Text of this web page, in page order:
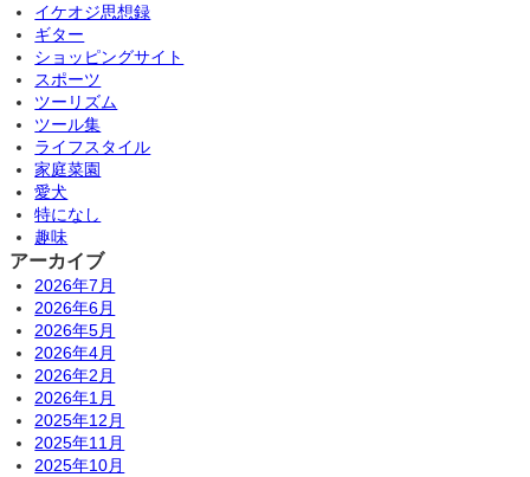
イケオジ思想録
ギター
ショッピングサイト
スポーツ
ツーリズム
ツール集
ライフスタイル
家庭菜園
愛犬
特になし
趣味
アーカイブ
2026年7月
2026年6月
2026年5月
2026年4月
2026年2月
2026年1月
2025年12月
2025年11月
2025年10月